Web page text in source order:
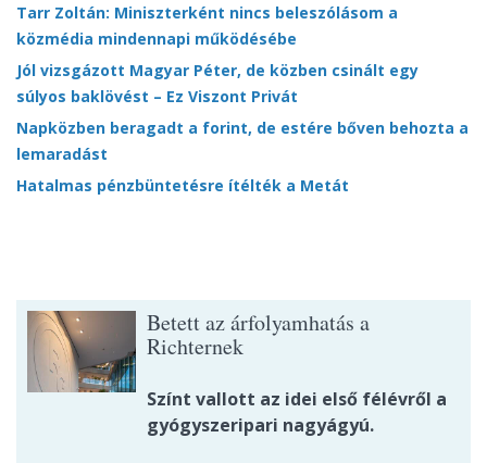
Tarr Zoltán: Miniszterként nincs beleszólásom a
közmédia mindennapi működésébe
Jól vizsgázott Magyar Péter, de közben csinált egy
súlyos baklövést – Ez Viszont Privát
Napközben beragadt a forint, de estére bőven behozta a
lemaradást
Hatalmas pénzbüntetésre ítélték a Metát
Betett az árfolyamhatás a
Richternek
Színt vallott az idei első félévről a
gyógyszeripari nagyágyú.